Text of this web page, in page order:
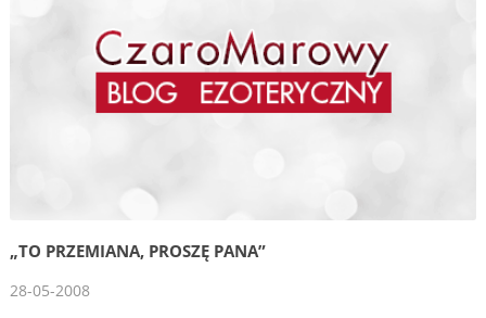
„TO PRZEMIANA, PROSZĘ PANA”
28-05-2008